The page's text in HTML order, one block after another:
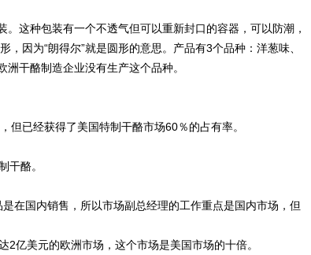
这种包装有一个不透气但可以重新封口的容器，可以防潮，
因为“朗得尔”就是圆形的意思。产品有3个品种：洋葱味、
洲干酪制造企业没有生产这个品种。
但已经获得了美国特制干酪市场60％的占有率。
干酪。
在国内销售，所以市场副总经理的工作重点是国内市场，但
2亿美元的欧洲市场，这个市场是美国市场的十倍。